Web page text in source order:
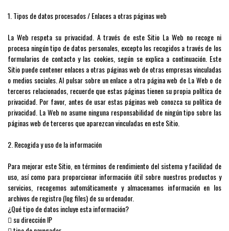
1. Tipos de datos procesados / Enlaces a otras páginas web
La Web respeta su privacidad. A través de este Sitio La Web no recoge ni
procesa ningún tipo de datos personales, excepto los recogidos a través de los
formularios de contacto y las cookies, según se explica a continuación. Este
Sitio puede contener enlaces a otras páginas web de otras empresas vinculadas
o medios sociales. Al pulsar sobre un enlace a otra página web de La Web o de
terceros relacionados, recuerde que estas páginas tienen su propia política de
privacidad. Por favor, antes de usar estas páginas web conozca su política de
privacidad. La Web no asume ninguna responsabilidad de ningún tipo sobre las
páginas web de terceros que aparezcan vinculadas en este Sitio.
2. Recogida y uso de la información
Para mejorar este Sitio, en términos de rendimiento del sistema y facilidad de
uso, así como para proporcionar información útil sobre nuestros productos y
servicios, recogemos automáticamente y almacenamos información en los
archivos de registro (log files) de su ordenador.
¿Qué tipo de datos incluye esta información?
 su dirección IP